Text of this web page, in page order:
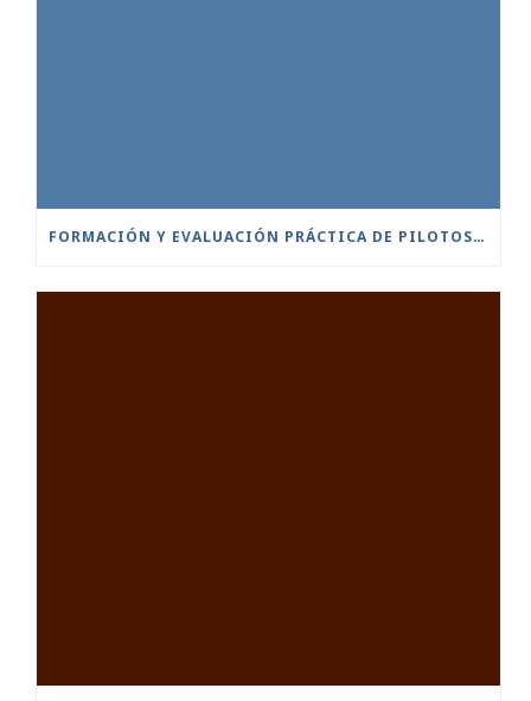
FORMACIÓN Y EVALUACIÓN PRÁCTICA DE PILOTOS A DISTANCIA ESCENARIOS ESTÁNDAR